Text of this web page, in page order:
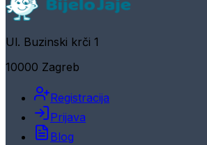
Ul. Buzinski krči 1
10000 Zagreb
Registracija
Prijava
Blog